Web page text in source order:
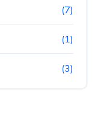
(7)
(1)
(3)